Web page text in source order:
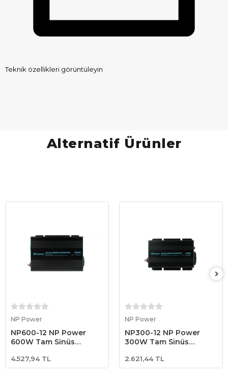
Teknik özellikleri görüntüleyin
Alternatif Ürünler
NP Power
NP600-12 NP Power
600W Tam Sinüs
4.527,94 TL
NP Power
NP300-12 NP Power
300W Tam Sinüs
2.621,44 TL